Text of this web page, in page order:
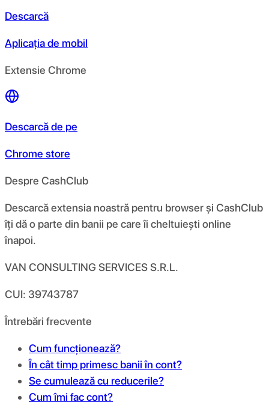
Descarcă
Aplicația de mobil
Extensie Chrome
Descarcă de pe
Chrome store
Despre CashClub
Descarcă extensia noastră pentru browser și CashClub
îți dă o parte din banii pe care îi cheltuiești online
înapoi.
VAN CONSULTING SERVICES S.R.L.
CUI: 39743787
Întrebări frecvente
Cum funcționează?
În cât timp primesc banii în cont?
Se cumulează cu reducerile?
Cum îmi fac cont?